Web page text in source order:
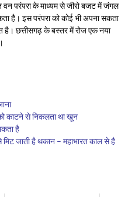
परंपरा के माध्यम से जीरो बजट में जंगल
है। इस परंपरा को कोई भी अपना सकता
छत्तीसगढ़ के बस्तर में रोज एक नया
काटने से निकलता था खून
है
मिट जाती है थकान – महाभारत काल से है